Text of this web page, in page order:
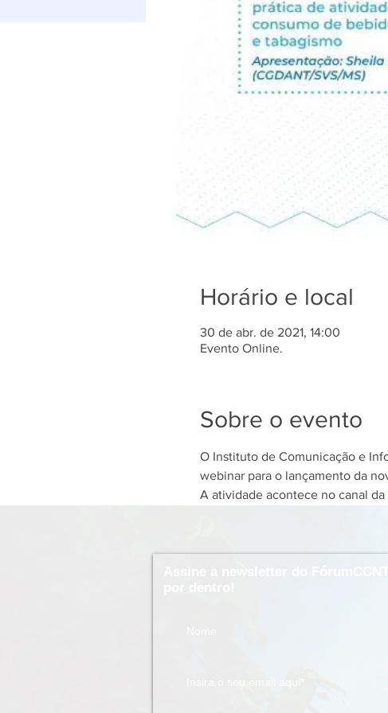
Horário e local
30 de abr. de 2021, 14:00
Evento Online.
Sobre o evento
O Instituto de Comunicação e
webinar para o lançamento da
A atividade acontece no canal da